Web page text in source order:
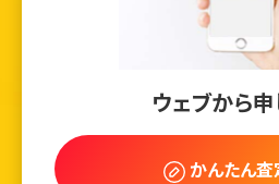
ウェブから
かんたん査